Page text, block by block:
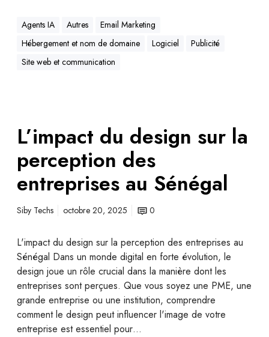
Agents IA Autres
Email Marketing
Hébergement et nom de domaine
Logiciel
Publicité
Site web et communication
L’impact du design sur la
perception des
entreprises au Sénégal
Siby Techs octobre 20, 2025 0
L'impact du design sur la perception des entreprises au
Sénégal Dans un monde digital en forte évolution, le
design joue un rôle crucial dans la manière dont les
entreprises sont perçues. Que vous soyez une PME, une
grande entreprise ou une institution, comprendre
comment le design peut influencer l'image de votre
entreprise est essentiel pour…